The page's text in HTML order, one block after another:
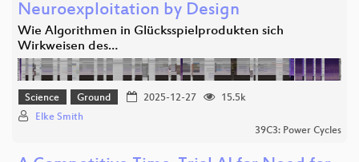
Neuroexploitation by Design
Wie Algorithmen in Glücksspielprodukten sich
Wirkweisen des…
Science Ground 2025-12-27
15.5k
Elke Smith
39C3: Power Cycles